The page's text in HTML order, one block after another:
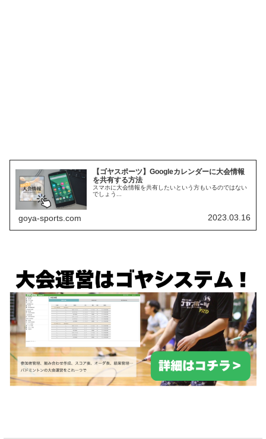
【ゴヤスポーツ】Googleカレンダーに大会情報
を共有する方法
スマホに大会情報を共有したいという方もいるのではない
でしょう...
goya-sports.com 2023.03.16